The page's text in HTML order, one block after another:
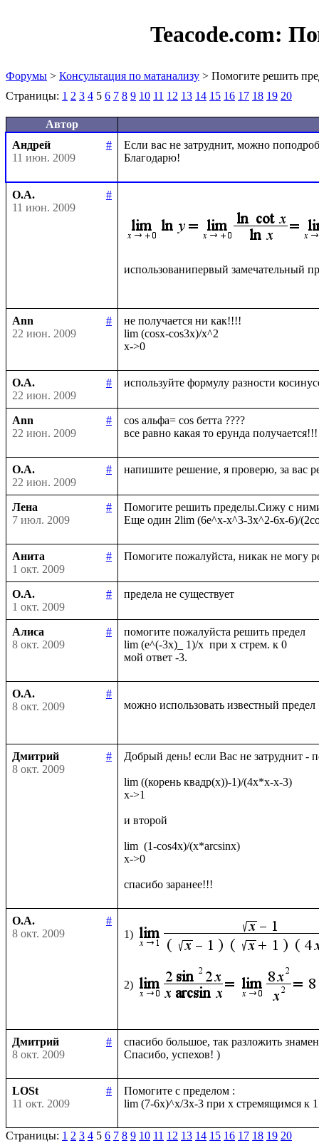
Teacode.com:
Форумы > Консультация по матанализу > Помогите решить
Страницы: 1 2 3 4 5 6 7 8 9 10 11 12 13 14 15 16 17 18 19 20
Автор
Андрей
#
11 июн. 2009
Если вас не затруднит, можно
О.А.
#
11 июн. 2009
использованипервый замечательный
Ann
#
22 июн. 2009
не получается ни как!!!!
lim (cosx-cos3x)/x^2
О.А.
#
22 июн. 2009
Ann
#
22 июн. 2009
cos альфа= cos бетта ????
О.А.
#
22 июн. 2009
Лена
#
7 июл. 2009
Помогите решить пределы.Сижу с
Анита
#
1 окт. 2009
О.А.
#
1 окт. 2009
Алиса
#
8 окт. 2009
помогите пожалуйста решить предел
lim (e^(-3x)_ 1)/x  при х стрем. к 0
О.А.
#
8 окт. 2009
можно использовать известный предел
Дмитрий
#
8 окт. 2009
Добрый день! если Вас не затруднит -
lim ((корень квадр(x))-1)/(4x*x-x-3)
x->1
и второй
lim  (1-cos4x)/(x*arcsinx)
x->0
О.А.
#
8 окт. 2009
1)
2)
Дмитрий
#
8 окт. 2009
спасибо большое, так разложить
LOSt
#
11 окт. 2009
Помогите с пределом :
Страницы: 1 2 3 4 5 6 7 8 9 10 11 12 13 14 15 16 17 18 19 20